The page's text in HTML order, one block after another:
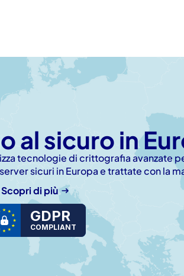
al sicuro in
tecnologie di crittografia avanzate
sicuri in Europa e trattate con la
Scopri di più
GDPR
COMPLIANT